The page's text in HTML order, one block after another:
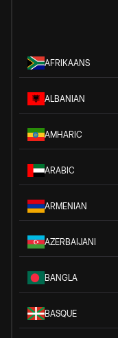
AFRIKAANS
ALBANIAN
AMHARIC
ARABIC
ARMENIAN
AZERBAIJANI
BANGLA
BASQUE